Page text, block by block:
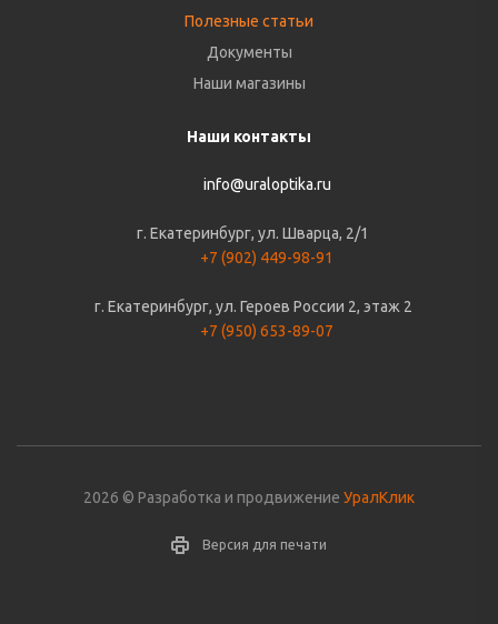
Полезные статьи
Документы
Наши магазины
Наши контакты
info@uraloptika.ru
г. Екатеринбург, ул. Шварца, 2/1
+7 (902) 449-98-91
г. Екатеринбург, ул. Героев России 2, этаж 2
+7 (950) 653-89-07
2026 © Разработка и продвижение УралКлик
Версия для печати